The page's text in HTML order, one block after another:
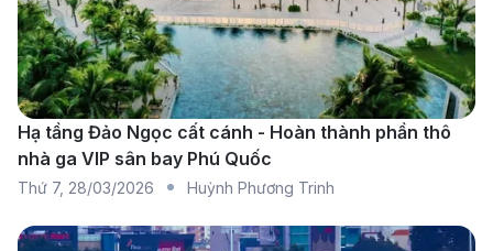
thoải mái.
VietJet Air:Hãng hàng không giá rẻ của Việt Nam,
cung cấp các chuyến bay nối chuyến qua TP.HCM
với giá vé cạnh tranh.
AirAsia: Cung cấp các chặng bay nối chuyến qua
Kuala Lumpur với thời gian hợp lí, AirAsia là một
lựa chọn tuyệt vời với mạng lưới đường bay rộng
Hạ tầng Đảo Ngọc cất cánh - Hoàn thành phần thô
nhà ga VIP sân bay Phú Quốc
Thứ 7, 28/03/2026 Huỳnh Phương Trinh